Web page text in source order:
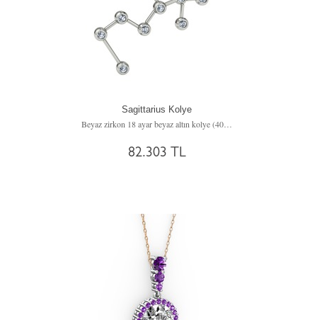
Sagittarius Kolye
Beyaz zirkon 18 ayar beyaz altın kolye (40 cm gümüş rolo zincir)
82.303 TL